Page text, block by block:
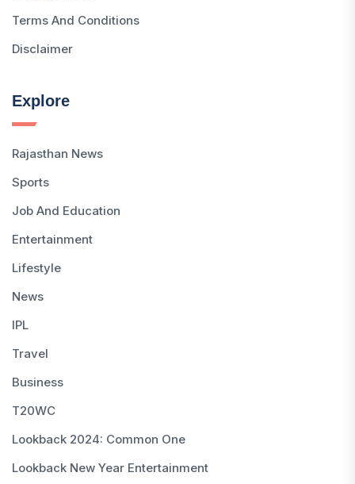
Terms And Conditions
Disclaimer
Explore
Rajasthan News
Sports
Job And Education
Entertainment
Lifestyle
News
IPL
Travel
Business
T20WC
Lookback 2024: Common One
Lookback New Year Entertainment